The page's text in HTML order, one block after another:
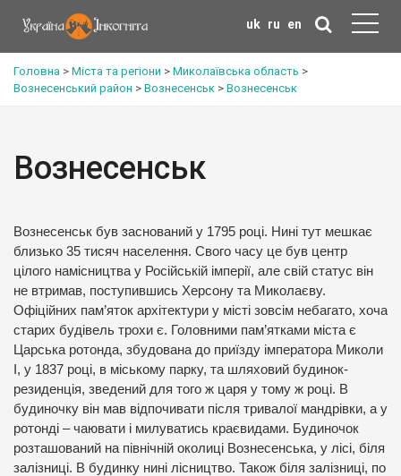
uk ru en
Головна > Міста та регіони > Миколаївська область >
Вознесенський район > Вознесенськ > Вознесенськ
Вознесенськ
Вознесенськ був заснований у 1795 році. Нині тут мешкає
близько 35 тисяч населення. Свого часу це був центр
цілого намісництва у Російській імперії, але свій статус він
не втримав, поступившись Херсону та Миколаєву.
Офіційних пам’яток архітектури у місті зовсім небагато, хоча
старих будівель трохи є. Головними пам’ятками міста є
Царська ротонда, збудована до приїзду імператора Миколи
І, у 1837 році, в міському парку, та шляховий будинок-
резиденція, зведений для того ж царя у тому ж році. В
будиночку він мав відпочивати після тривалої мандрівки, а у
ротонді – чаювати і милуватись краєвидами. Будиночок
розташований на північній околиці Вознесенська, у лісі, біля
залізниці. В будинку нині лісництво. Також біля залізниці, по